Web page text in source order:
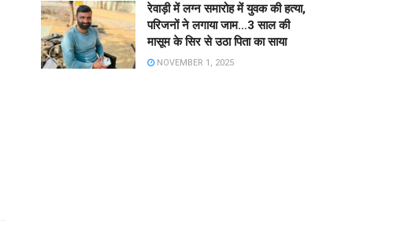
रेवाड़ी में लग्न समारोह में युवक की हत्या,
परिजनों ने लगाया जाम…3 साल की
मासूम के सिर से उठा पिता का साया
NOVEMBER 1, 2025